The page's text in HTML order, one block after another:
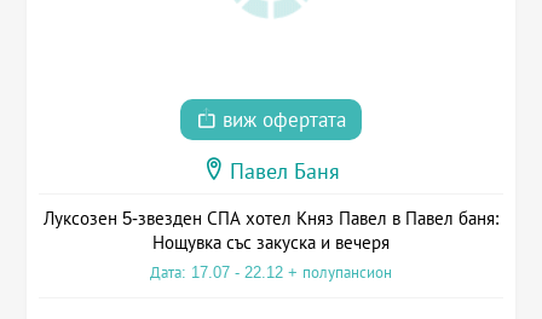
виж офертата
Павел Баня
Луксозен 5-звезден СПА хотел Княз Павел в Павел баня:
Нощувка със закуска и вечеря
Дата: 17.07 - 22.12 + полупансион